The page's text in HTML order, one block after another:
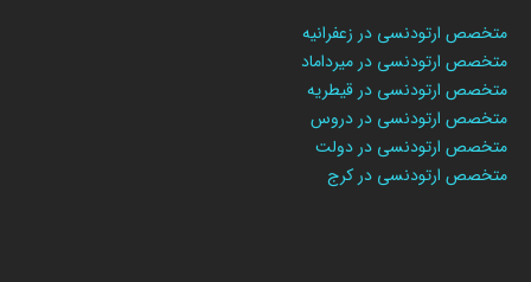
متخصص ارتودنسی در زعفرانیه
متخصص ارتودنسی در میرداماد
متخصص ارتودنسی در قیطریه
متخصص ارتودنسی در دروس
متخصص ارتودنسی در دولت
متخصص ارتودنسی در کرج